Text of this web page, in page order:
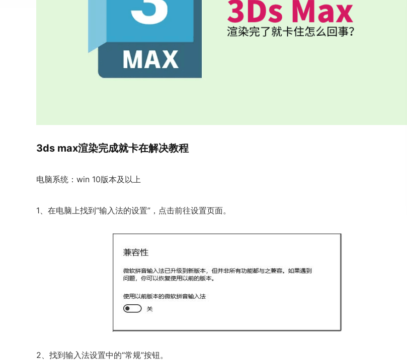
3ds max渲染完成就卡在解决教程
电脑系统：win 10版本及以上
1、在电脑上找到“输入法的设置”，点击前往设置页面。
2、找到输入法设置中的“常规”按钮。